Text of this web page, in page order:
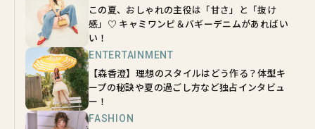
この夏、おしゃれの主役は「甘さ」と「抜け
感」♡ キャミワンピ＆バギーデニムがあればい
い！
ENTERTAINMENT
【森香澄】理想のスタイルはどう作る？体型キ
ープの秘訣や夏の過ごし方など独占インタビュ
ー！
FASHION